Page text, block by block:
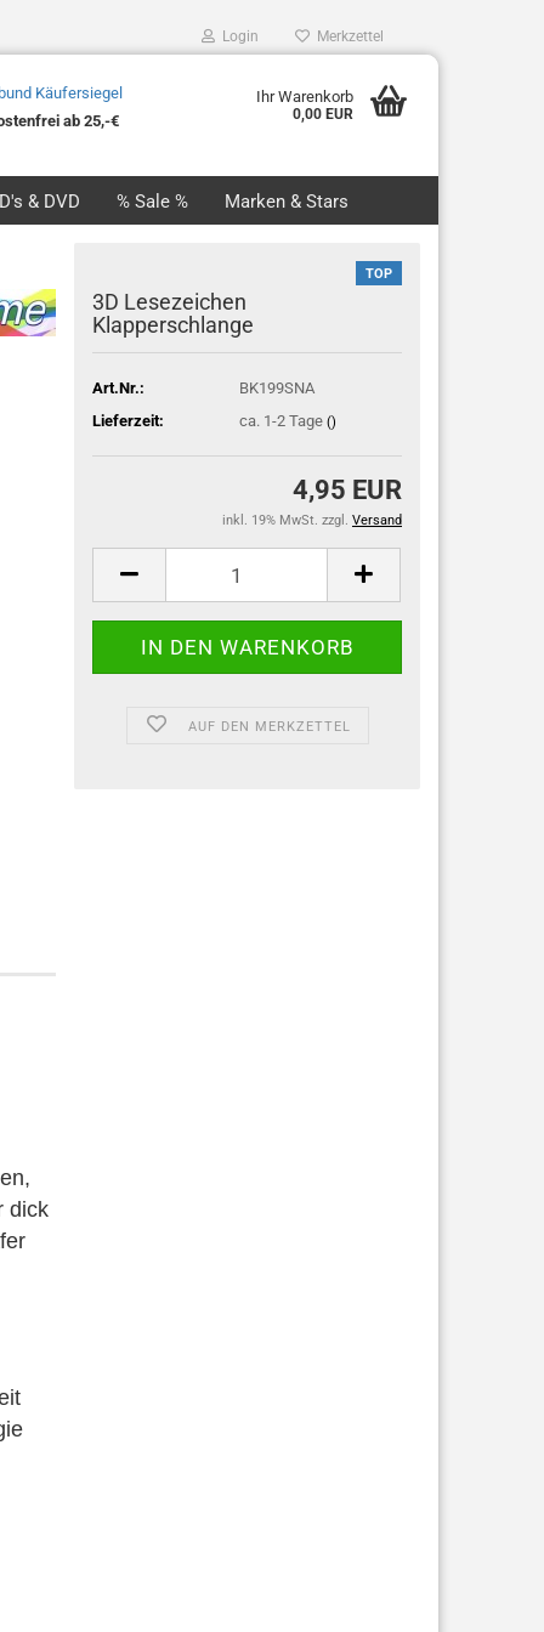
Login Merkzettel
ab 25,-€
Ihr Warenkorb
0,00 EUR
& DVD % Sale % Marken & Stars
TOP
3D Lesezeichen
Klapperschlange
Art.Nr.:
BK199SNA
Lieferzeit:
ca. 1-2 Tage()
4,95 EUR
inkl. 19% MwSt. zzgl. Versand
AUF DEN MERKZETTEL
dick